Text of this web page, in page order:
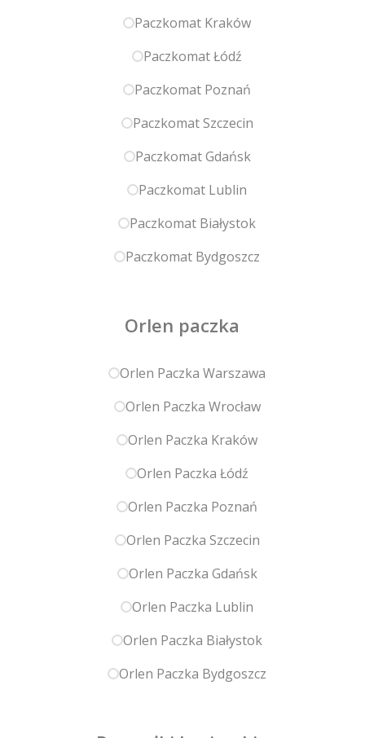
Paczkomat Kraków
Paczkomat Łódź
Paczkomat Poznań
Paczkomat Szczecin
Paczkomat Gdańsk
Paczkomat Lublin
Paczkomat Białystok
Paczkomat Bydgoszcz
Orlen paczka
Orlen Paczka Warszawa
Orlen Paczka Wrocław
Orlen Paczka Kraków
Orlen Paczka Łódź
Orlen Paczka Poznań
Orlen Paczka Szczecin
Orlen Paczka Gdańsk
Orlen Paczka Lublin
Orlen Paczka Białystok
Orlen Paczka Bydgoszcz